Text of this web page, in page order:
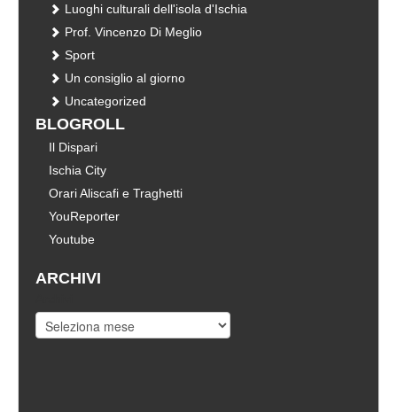
Luoghi culturali dell'isola d'Ischia
Prof. Vincenzo Di Meglio
Sport
Un consiglio al giorno
Uncategorized
BLOGROLL
Il Dispari
Ischia City
Orari Aliscafi e Traghetti
YouReporter
Youtube
ARCHIVI